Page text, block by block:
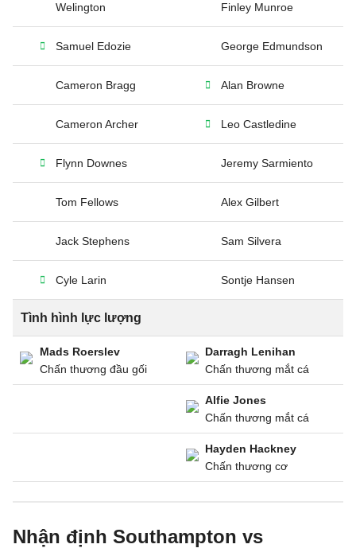
Welington Finley Munroe
Samuel Edozie George Edmundson
Cameron Bragg Alan Browne
Cameron Archer Leo Castledine
Flynn Downes Jeremy Sarmiento
Tom Fellows Alex Gilbert
Jack Stephens Sam Silvera
Cyle Larin Sontje Hansen
Tình hình lực lượng
Mads Roerslev
Chấn thương đầu gối
Darragh Lenihan
Chấn thương mắt cá
Alfie Jones
Chấn thương mắt cá
Hayden Hackney
Chấn thương cơ
Nhận định Southampton vs